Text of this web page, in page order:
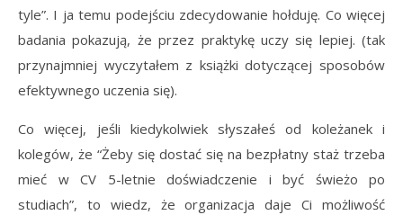
tyle”. I ja temu podejściu zdecydowanie hołduję. Co więcej
badania pokazują, że przez praktykę uczy się lepiej. (tak
przynajmniej wyczytałem z książki dotyczącej sposobów
efektywnego uczenia się).
Co więcej, jeśli kiedykolwiek słyszałeś od koleżanek i
kolegów, że “Żeby się dostać się na bezpłatny staż trzeba
mieć w CV
5-letnie doświadczenie i być świeżo po
studiach”, to wiedz, że organizacja daje Ci możliwość